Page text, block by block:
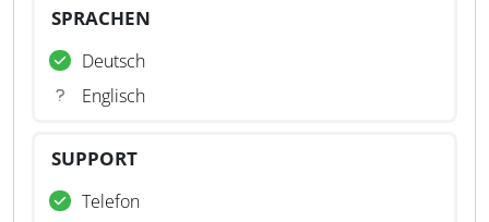
SPRACHEN
Deutsch
Englisch
SUPPORT
Telefon